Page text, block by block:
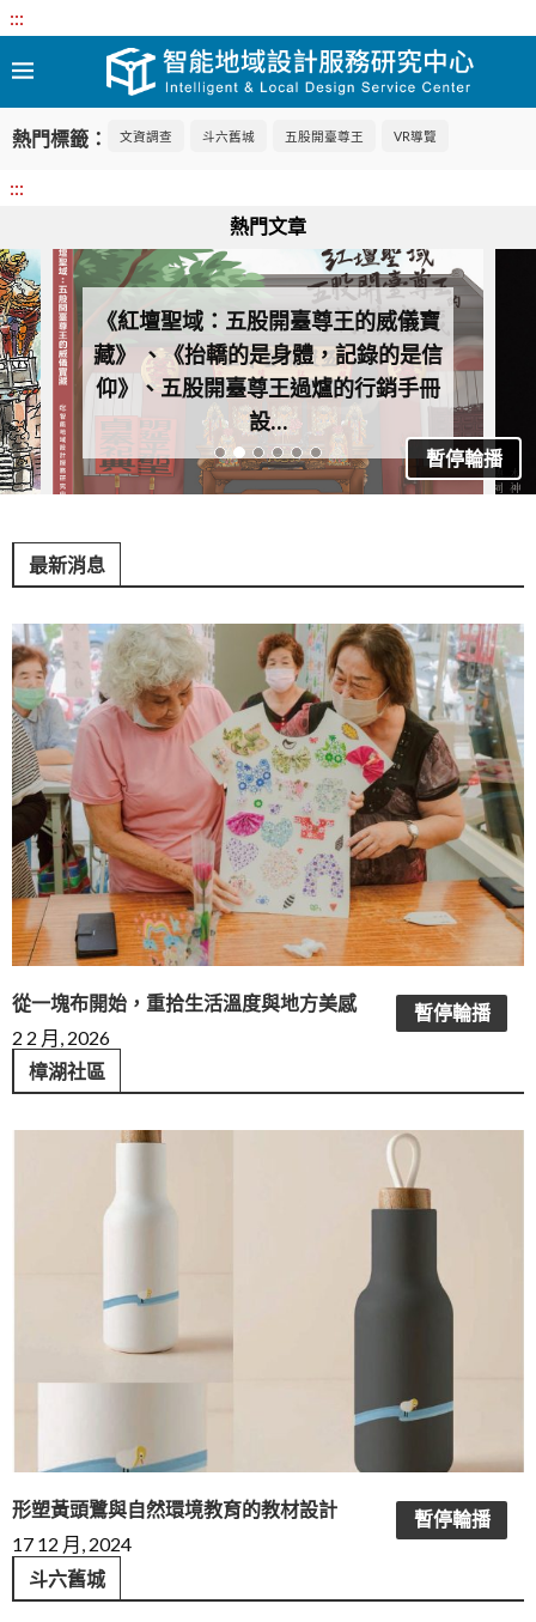
:::
熱門標籤： 文資調查 斗六舊城 五股開臺尊王 VR導覽
:::
熱門文章
《紅壇聖域：五股開臺尊王的威儀寶
藏》 、《抬轎的是身體，記錄的是信
仰》、五股開臺尊王過爐的行銷手冊
設...
暫停輪播
最新消息
從一塊布開始，重拾生活溫度與地方美感
2 2 月, 2026
暫停輪播
樟湖社區
形塑黃頭鷺與自然環境教育的教材設計
17 12 月, 2024
暫停輪播
斗六舊城